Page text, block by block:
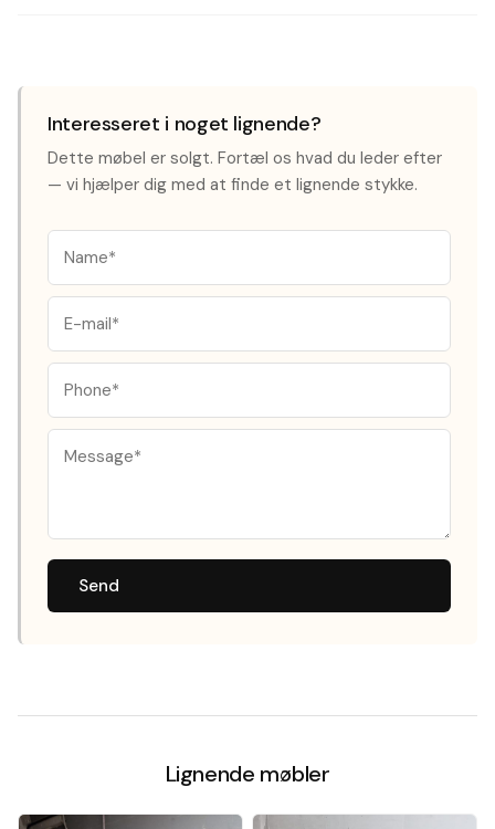
Interesseret i noget lignende?
Dette møbel er solgt. Fortæl os hvad du leder efter
— vi hjælper dig med at finde et lignende stykke.
Send
Lignende møbler